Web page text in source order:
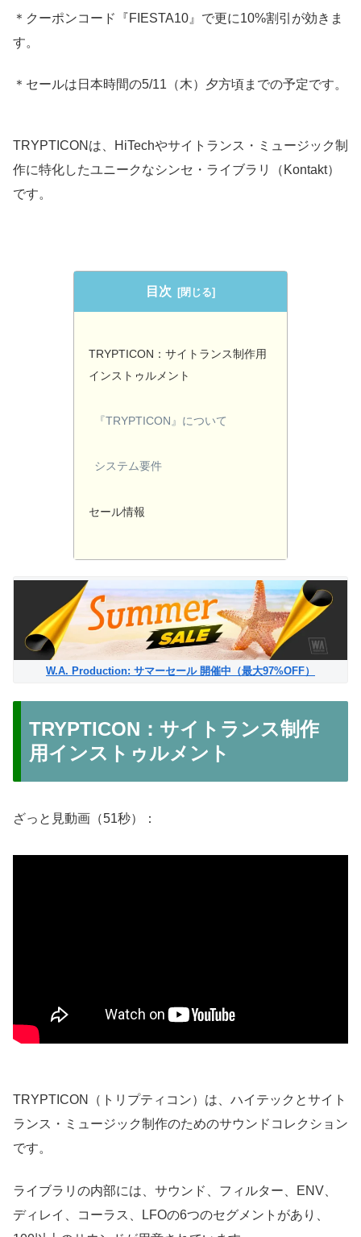
＊クーポンコード『FIESTA10』で更に10%割引が効きま
す。
＊セールは日本時間の5/11（木）夕方頃までの予定です。
TRYPTICONは、HiTechやサイトランス・ミュージック制
作に特化したユニークなシンセ・ライブラリ（Kontakt）
です。
目次
TRYPTICON：サイトランス制作用
インストゥルメント
『TRYPTICON』について
システム要件
セール情報
W.A. Production: サマーセール 開催中（最大97%OFF）
TRYPTICON：サイトランス制作
用インストゥルメント
ざっと見動画（51秒）：
TRYPTICON（トリプティコン）は、ハイテックとサイト
ランス・ミュージック制作のためのサウンドコレクション
です。
ライブラリの内部には、サウンド、フィルター、ENV、
ディレイ、コーラス、LFOの6つのセグメントがあり、